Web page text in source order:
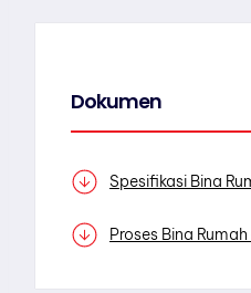
Dokumen
Spesifikasi Bina
Proses Bina